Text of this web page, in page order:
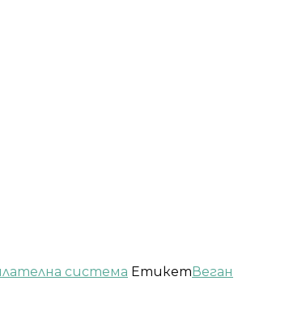
система ЕтикетВеган